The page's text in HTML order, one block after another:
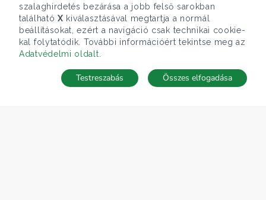
Telefonhívás Kapcsolat
szalaghirdetés bezárása a jobb felső sarokban
található X kiválasztásával megtartja a normál
beállításokat, ezért a navigáció csak technikai cookie-
kal folytatódik. További információért tekintse meg az
Adatvédelmi oldalt
Összes elfogadása
Testreszabás